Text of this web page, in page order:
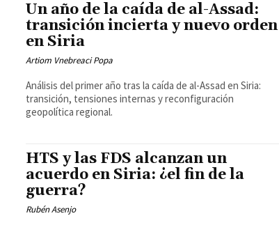
Un año de la caída de al-Assad:
transición incierta y nuevo orden
en Siria
Artiom Vnebreaci Popa
Análisis del primer año tras la caída de al-Assad en Siria:
transición, tensiones internas y reconfiguración
geopolítica regional.
HTS y las FDS alcanzan un
acuerdo en Siria: ¿el fin de la
guerra?
Rubén Asenjo